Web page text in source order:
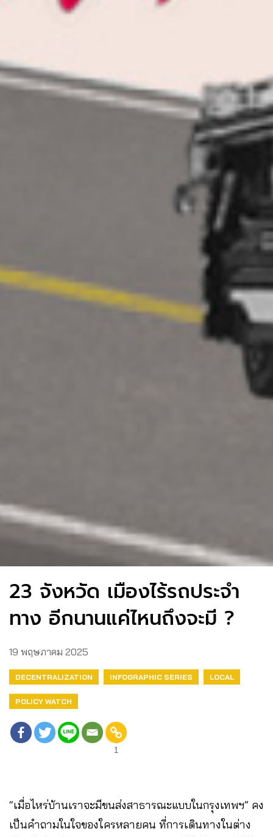
23 จังหวัด เมืองไร้รถประจำ
ทาง อีกนานแค่ไหนถึงจะมี ?
19 พฤษภาคม 2025
DECENTRALIZATION INFOGRAPHIC SERIES LOCAL
POLICY WATCH
1
“เมื่อไหร่บ้านเราจะมีขนส่งสาธารณะแบบในกรุงเทพฯ” คง
เป็นคำถามในใจของใครหลายคน ที่การเดินทางในต่าง